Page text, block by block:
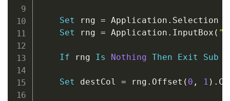
Set rng = Application . Selection
Set rng = Application . InputBox (
If rng Is Nothing Then Exit Sub
Set destCol = rng . Offset ( 0 , 1 ) .